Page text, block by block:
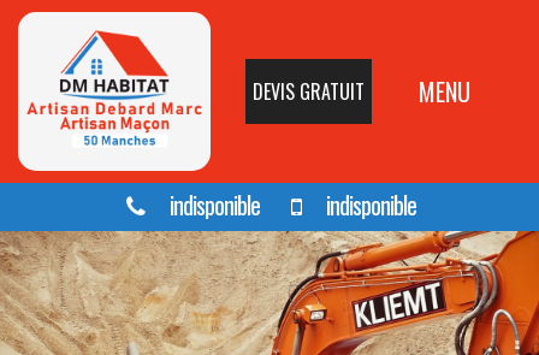
DEVIS GRATUIT MENU
indisponible indisponible